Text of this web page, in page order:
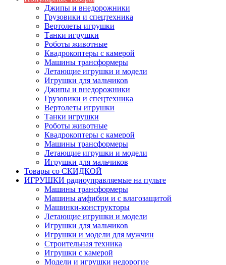
Джипы и внедорожники
Грузовики и спецтехника
Вертолеты игрушки
Танки игрушки
Роботы животные
Квадрокоптеры с камерой
Машины трансформеры
Летающие игрушки и модели
Игрушки для мальчиков
Джипы и внедорожники
Грузовики и спецтехника
Вертолеты игрушки
Танки игрушки
Роботы животные
Квадрокоптеры с камерой
Машины трансформеры
Летающие игрушки и модели
Игрушки для мальчиков
Товары со СКИДКОЙ
ИГРУШКИ радиоуправляемые на пульте
Машины трансформеры
Машины амфибии и с влагозащитой
Машинки-конструкторы
Летающие игрушки и модели
Игрушки для мальчиков
Игрушки и модели для мужчин
Строительная техника
Игрушки с камерой
Модели и игрушки недорогие